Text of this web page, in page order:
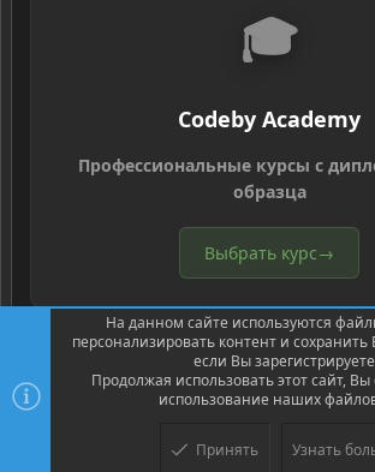
🎓
Codeby Academy
Профессиональные курсы с
образца
Выбрать курс→
Community platform by XenForo ® © 2010-2026
© Jason Axelrod of 8WAYRUN
На данном сайте используются
персонализировать контент и
если Вы
Продолжая использовать этот сайт,
использование наших
Принять Узнать